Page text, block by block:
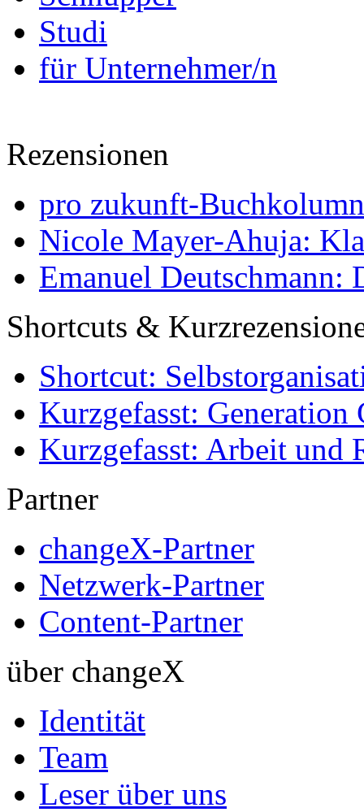
Studi
für Unternehmer/n
Rezensionen
pro zukunft-
Nicole Mayer-Ahuja:
Emanuel Deutschmann:
Shortcuts &
Shortcut:
Kurzgefasst: Generation
Kurzgefasst: Arbeit und
Partner
changeX-Partner
Netzwerk-Partner
Content-Partner
über changeX
Identität
Team
Leser über uns